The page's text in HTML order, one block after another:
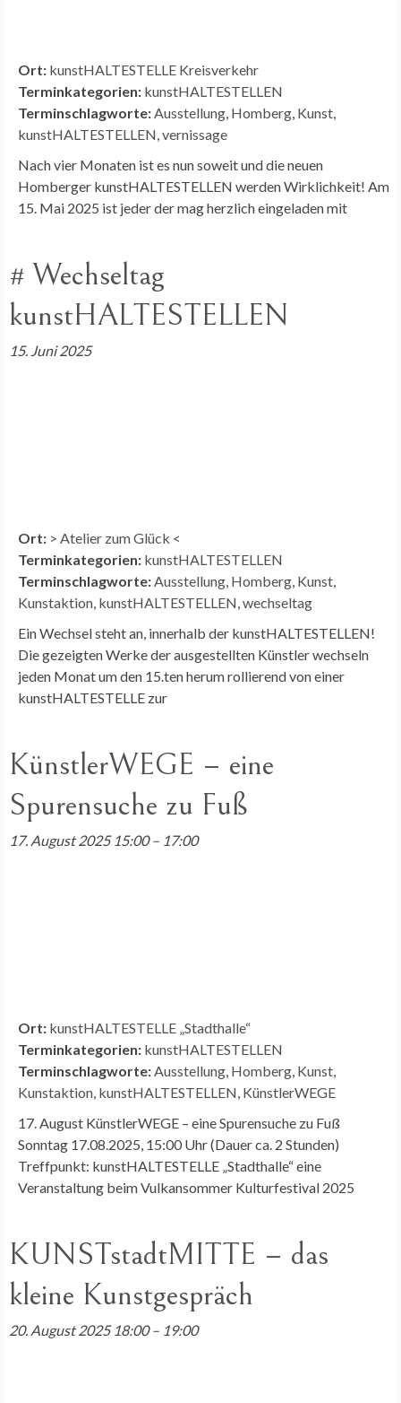
Ort: kunstHALTESTELLE Kreisverkehr
Terminkategorien: kunstHALTESTELLEN
Terminschlagworte: Ausstellung Homberg Kunst
kunstHALTESTELLEN vernissage
Nach vier Monaten ist es nun soweit und die neuen
Homberger kunstHALTESTELLEN werden Wirklichkeit! Am
15. Mai 2025 ist jeder der mag herzlich eingeladen mit
# Wechseltag
kunstHALTESTELLEN
15. Juni 2025
Ort: > Atelier zum Glück <
Terminkategorien: kunstHALTESTELLEN
Terminschlagworte: Ausstellung Homberg Kunst
Kunstaktion kunstHALTESTELLEN wechseltag
Ein Wechsel steht an, innerhalb der kunstHALTESTELLEN!
Die gezeigten Werke der ausgestellten Künstler wechseln
jeden Monat um den 15.ten herum rollierend von einer
kunstHALTESTELLE zur
KünstlerWEGE – eine
Spurensuche zu Fuß
17. August 2025 15:00– 17:00
Ort: kunstHALTESTELLE „Stadthalle“
Terminkategorien: kunstHALTESTELLEN
Terminschlagworte: Ausstellung Homberg Kunst
Kunstaktion kunstHALTESTELLEN KünstlerWEGE
17. August KünstlerWEGE – eine Spurensuche zu Fuß
Sonntag 17.08.2025, 15:00 Uhr (Dauer ca. 2 Stunden)
Treffpunkt: kunstHALTESTELLE „Stadthalle“ eine
Veranstaltung beim Vulkansommer Kulturfestival 2025
KUNSTstadtMITTE – das
kleine Kunstgespräch
20. August 2025 18:00– 19:00